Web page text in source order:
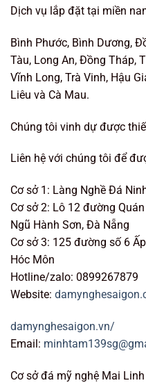
Dịch vụ lắp đặt tại miền
Bình Phước, Bình Dương,
Tàu, Long An, Đồng Tháp,
Vĩnh Long, Trà Vinh, Hậu
Liêu và Cà Mau.
Chúng tôi vinh dự được
Liên hệ với chúng tôi để
Cơ sở 1: Làng Nghề Đá
Cơ sở 2: Lô 12 đường
Ngũ Hành Sơn, Đà Nẵng
Cơ sở 3: 125 đường số 6
Hóc Môn
Hotline/zalo: 0899267879
Website:
damynghesaigon.vn/
Email:
Cơ sở đá mỹ nghệ Mai